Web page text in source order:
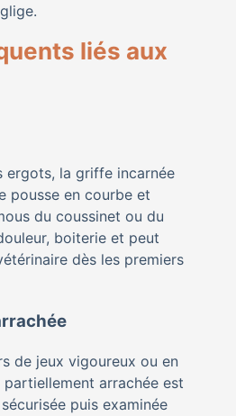
liés aux
ergots, la griffe incarnée
pousse en courbe et
du coussinet ou du
boiterie et peut
dès les premiers
de jeux vigoureux ou en
arrachée est
puis examinée